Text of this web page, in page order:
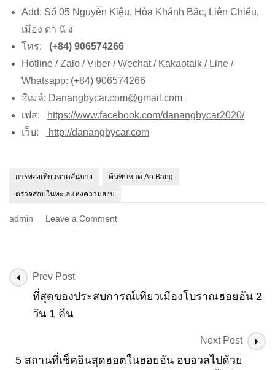
Add: Số 05 Nguyễn Kiệu, Hòa Khánh Bắc, Liên Chiểu,
เมือง ดา นั ง
โทร: (+84) 906574266
Hotline / Zalo / Viber / Wechat / Kakaotalk / Line /
Whatsapp: (+84) 906574266
อีเมล์: Danangbycar.com@gmail.com
เฟส:
https://www.facebook.com/danangbycar2020/
เว็บ:
http://danangbycar.com
การท่องเที่ยวหาดอันบาง
ค้นพบหาด An Bang
ตรวจสอบในทะเลแห่งความสงบ
admin Leave a Commenton
Post
Navigation
Prev Post
ที่สุดของประสบการณ์เที่ยวเมืองโบราณฮอยอัน 2
วัน 1 คืน
Next Post
5 สถานที่เช็คอินสุดฮอตในฮอยอัน อบอวลไปด้วย